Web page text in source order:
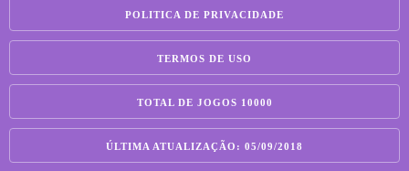
POLITICA DE PRIVACIDADE
TERMOS DE USO
TOTAL DE JOGOS 10000
ÚLTIMA ATUALIZAÇÃO: 05/09/2018